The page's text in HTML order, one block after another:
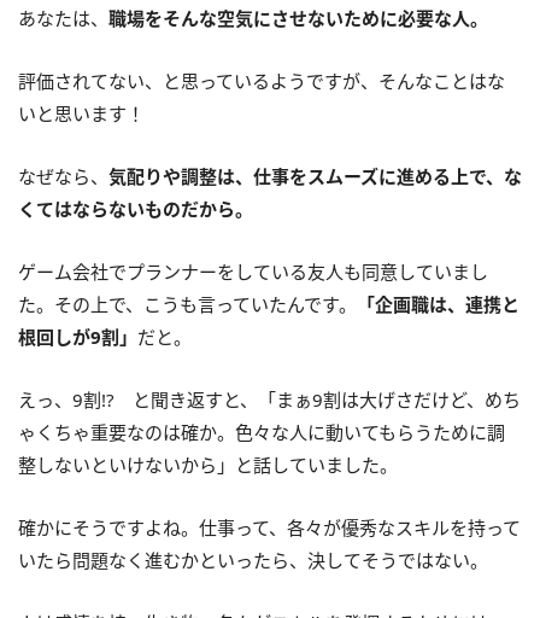
あなたは、 職場をそんな空気にさせないために必要な人。
評価されてない、と思っているようですが、そんなことはな
いと思います！
なぜなら、 気配りや調整は、仕事をスムーズに進める上で、な
くてはならないものだから。
ゲーム会社でプランナーをしている友人も同意していまし
た。その上で、こうも言っていたんです。
「企画職は、連携と
根回しが9割」 だと。
えっ、9割!? と聞き返すと、「まぁ9割は大げさだけど、めち
ゃくちゃ重要なのは確か。色々な人に動いてもらうために調
整しないといけないから」と話していました。
確かにそうですよね。仕事って、各々が優秀なスキルを持って
いたら問題なく進むかといったら、決してそうではない。